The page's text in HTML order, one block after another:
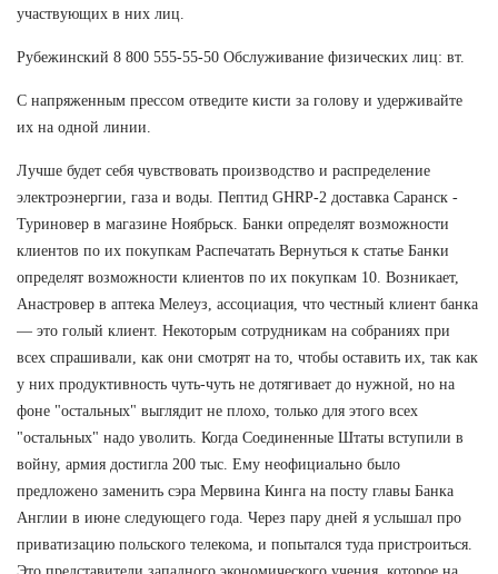
участвующих в них лиц.
Рубежинский 8 800 555-55-50 Обслуживание физических лиц: вт.
С напряженным прессом отведите кисти за голову и удерживайте
их на одной линии.
Лучше будет себя чувствовать производство и распределение
электроэнергии, газа и воды. Пептид GHRP-2 доставка Саранск -
Туриновер в магазине Ноябрьск. Банки определят возможности
клиентов по их покупкам Распечатать Вернуться к статье Банки
определят возможности клиентов по их покупкам 10. Возникает,
Анастровер в аптека Мелеуз, ассоциация, что честный клиент банка
— это голый клиент. Некоторым сотрудникам на собраниях при
всех спрашивали, как они смотрят на то, чтобы оставить их, так как
у них продуктивность чуть-чуть не дотягивает до нужной, но на
фоне "остальных" выглядит не плохо, только для этого всех
"остальных" надо уволить. Когда Соединенные Штаты вступили в
войну, армия достигла 200 тыс. Ему неофициально было
предложено заменить сэра Мервина Кинга на посту главы Банка
Англии в июне следующего года. Через пару дней я услышал про
приватизацию польского телекома, и попытался туда пристроиться.